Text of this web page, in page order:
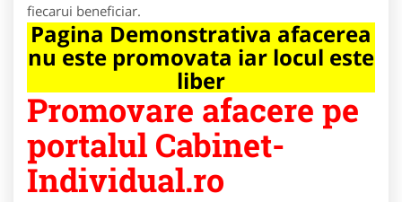
fiecarui beneficiar.
Pagina Demonstrativa afacerea
nu este promovata iar locul este
liber
Promovare afacere pe
portalul Cabinet-
Individual.ro